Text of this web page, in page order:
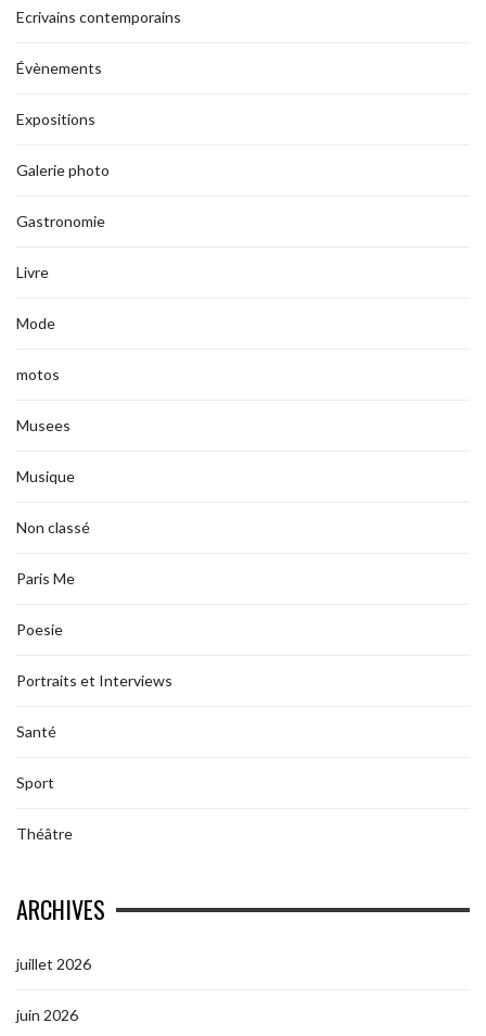
Ecrivains contemporains
Évènements
Expositions
Galerie photo
Gastronomie
Livre
Mode
motos
Musees
Musique
Non classé
Paris Me
Poesie
Portraits et Interviews
Santé
Sport
Théâtre
ARCHIVES
juillet 2026
juin 2026